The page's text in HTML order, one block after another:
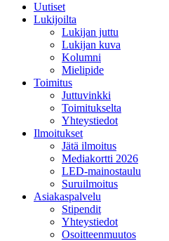
Uutiset
Lukijoilta
Lukijan juttu
Lukijan kuva
Kolumni
Mielipide
Toimitus
Juttuvinkki
Toimitukselta
Yhteystiedot
Ilmoitukset
Jätä ilmoitus
Mediakortti 2026
LED-mainostaulu
Suruilmoitus
Asiakaspalvelu
Stipendit
Yhteystiedot
Osoitteenmuutos